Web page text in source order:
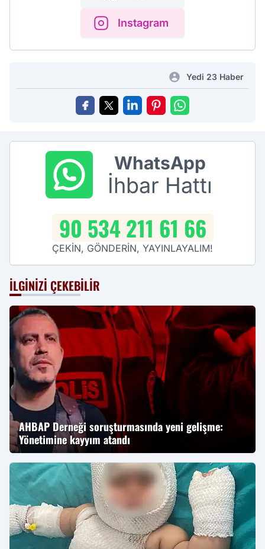
Instagram
Yedi 23 Haber
WhatsApp
İhbar Hattı
90 534 211 61 66
ÇEKİN, GÖNDERİN, YAYINLAYALIM!
İLGINIZI ÇEKEBILIR
AHBAP Derneği soruşturmasında yeni gelişme:
Yönetimine kayyım atandı